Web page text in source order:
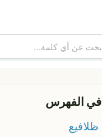
في الفهرس
ظلافيع